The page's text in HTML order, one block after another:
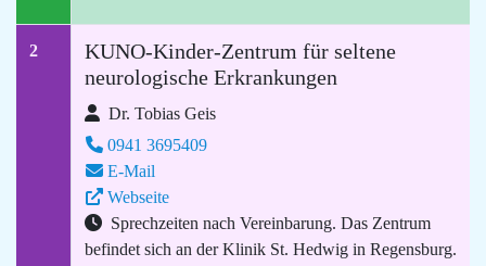
2
KUNO-Kinder-Zentrum für seltene
neurologische Erkrankungen
Dr. Tobias Geis
0941 3695409
E-Mail
Webseite
Sprechzeiten nach Vereinbarung. Das Zentrum
befindet sich an der Klinik St. Hedwig in Regensburg.